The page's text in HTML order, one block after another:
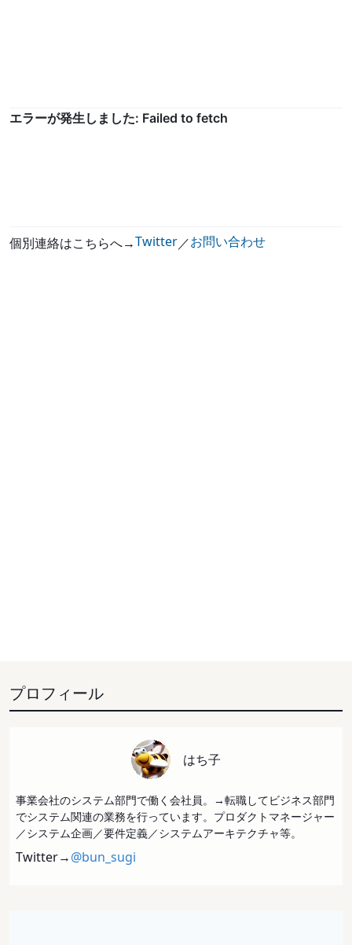
個別連絡はこちらへ→Twitter／お問い合わせ
プロフィール
はち子
事業会社のシステム部門で働く会社員。→転職してビジネス部門
でシステム関連の業務を行っています。プロダクトマネージャー
／システム企画／要件定義／システムアーキテクチャ等。
Twitter→@bun_sugi